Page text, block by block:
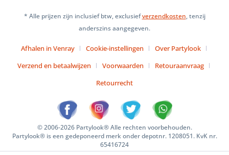
* Alle prijzen zijn inclusief btw, exclusiefverzendkosten, tenzij
anderszins aangegeven.
Afhalen in Venray Cookie-instellingen
Over Partylook
Verzend en betaalwijzen
Voorwaarden
Retouraanvraag
Retourrecht
© 2006-2026 Partylook® Alle rechten voorbehouden.
Partylook® is een gedeponeerd merk onder depotnr. 1208051. KvK nr.
65416724